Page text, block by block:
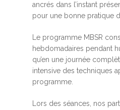
ancrés dans l’instant
pour une bonne pratique
Le programme MBSR
hebdomadaires pendant
qu’en une journée
intensive des techniques
programme.
Lors des séances, nos